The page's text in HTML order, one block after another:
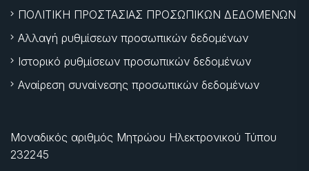
ΠΟΛΙΤΙΚΗ ΠΡΟΣΤΑΣΙΑΣ ΠΡΟΣΩΠΙΚΩΝ ΔΕΔΟΜΕΝΩΝ
Αλλαγή ρυθμίσεων προσωπικών δεδομένων
Ιστορικό ρυθμίσεων προσωπικών δεδομένων
Αναίρεση συναίνεσης προσωπικών δεδομένων
Μοναδικός αριθμός Μητρώου Ηλεκτρονικού Τύπου
232245